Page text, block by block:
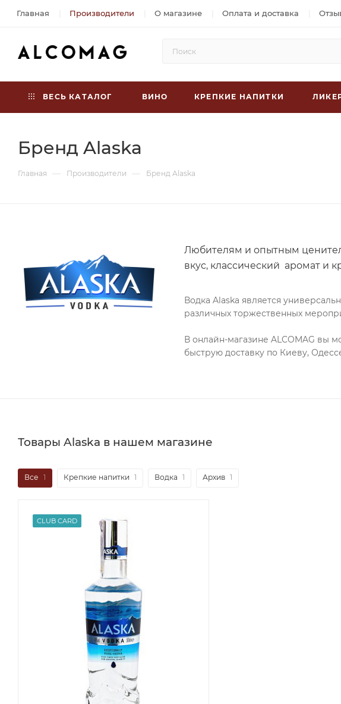
Главная Производители О магазине Оплата и доставка
ВЕСЬ КАТАЛОГ ВИНО КРЕПКИЕ НАПИТКИ
Бренд Alaska
Главная — Производители — Бренд Alaska
Любителям и опытным
вкус, классический аромат и
Водка Alaska является
различных торжественных
В онлайн-магазине ALCOMAG вы
быструю доставку по Киеву,
Товары Alaska в нашем магазине
Все 1 Крепкие напитки 1 Водка 1 Архив 1
CLUB CARD